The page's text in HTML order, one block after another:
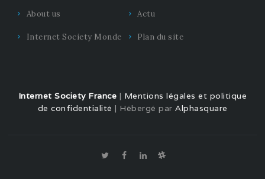
About us Actu
Internet Society Monde Plan du site
Internet Society France | Mentions légales et politique
de confidentialité | Hébergé par Alphasquare